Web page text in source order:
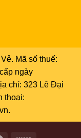
Mã số thuế:
ngày
chỉ: 323 Lê Đại
thoại: